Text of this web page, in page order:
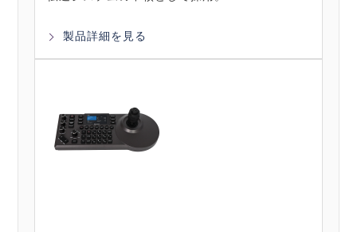
製品詳細を見る